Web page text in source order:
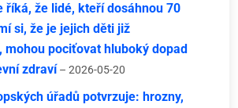
říká, že lidé, kteří dosáhnou 70
si, že je jejich děti již
mohou pociťovat hluboký dopad
zdraví – 2026-05-20
úřadů potvrzuje: hrozny,